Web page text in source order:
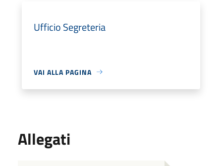
Ufficio Segreteria
VAI ALLA PAGINA
Allegati